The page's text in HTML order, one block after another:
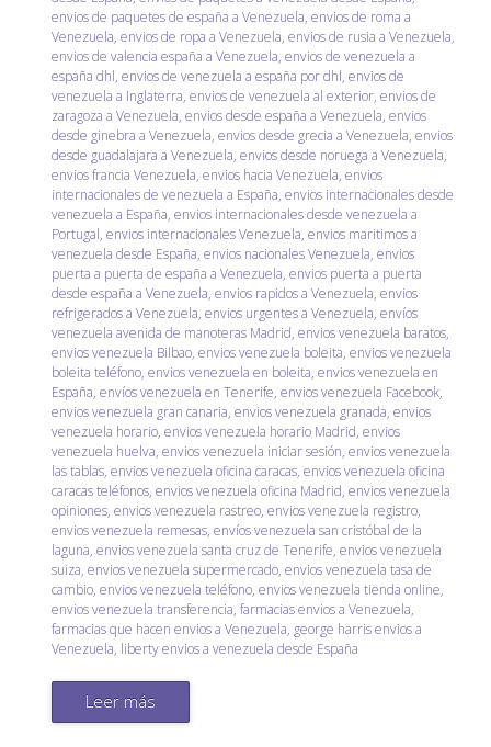
envios de paquetes de españa a Venezuela,envios de roma a
Venezuela,envios de ropa a Venezuela,envios de rusia a Venezuela,
envios de valencia españa a Venezuela,envios de venezuela a
españa dhl,envios de venezuela a españa por dhl,envios de
venezuela a Inglaterra,envios de venezuela al exterior,envios de
zaragoza a Venezuela,envios desde españa a Venezuela,envios
desde ginebra a Venezuela,envios desde grecia a Venezuela,envios
desde guadalajara a Venezuela,envios desde noruega a Venezuela,
envios francia Venezuela,envios hacia Venezuela,envios
internacionales de venezuela a España,envios internacionales desde
venezuela a España,envios internacionales desde venezuela a
Portugal,envios internacionales Venezuela,envios maritimos a
venezuela desde España,envios nacionales Venezuela,envios
puerta a puerta de españa a Venezuela,envios puerta a puerta
desde españa a Venezuela,envios rapidos a Venezuela,envios
refrigerados a Venezuela,envios urgentes a Venezuela,envíos
venezuela avenida de manoteras Madrid,envios venezuela baratos,
envios venezuela Bilbao,envios venezuela boleita,envios venezuela
boleita teléfono,envios venezuela en boleita,envios venezuela en
España,envíos venezuela en Tenerife,envios venezuela Facebook,
envios venezuela gran canaria,envios venezuela granada,envios
venezuela horario,envios venezuela horario Madrid,envios
venezuela huelva,envios venezuela iniciar sesión,envios venezuela
las tablas,envios venezuela oficina caracas,envios venezuela oficina
caracas teléfonos,envios venezuela oficina Madrid,envios venezuela
opiniones,envios venezuela rastreo,envios venezuela registro,
envios venezuela remesas,envíos venezuela san cristóbal de la
laguna,envios venezuela santa cruz de Tenerife,envios venezuela
suiza,envios venezuela supermercado,envios venezuela tasa de
cambio,envios venezuela teléfono,envios venezuela tienda online,
envios venezuela transferencia,farmacias envios a Venezuela,
farmacias que hacen envios a Venezuela, george harris envios a
Venezuela, liberty envios a venezuela desde España
Leer más